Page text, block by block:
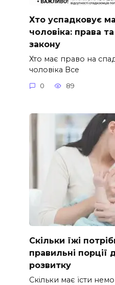
Хто успадковує
чоловіка: права
закону
Хто має право на
чоловіка Все
0 89
Скільки їжі
правильні порції
розвитку
Скільки має їсти